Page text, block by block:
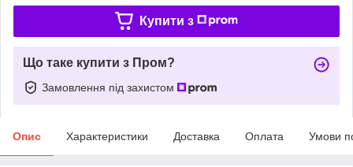
Купити з
Що таке купити з Пром?
Замовлення під захистом
Опис Характеристики Доставка Оплата Умови